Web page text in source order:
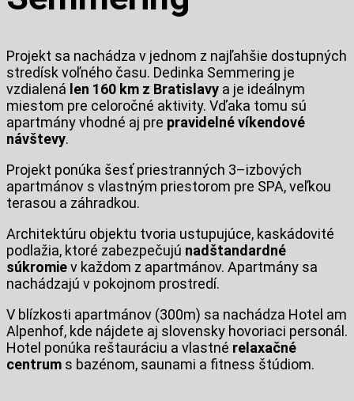
Projekt sa nachádza v jednom z najľahšie dostupných
stredísk voľného času. Dedinka Semmering je
vzdialená len 160 km z Bratislavy a je ideálnym
miestom pre celoročné aktivity. Vďaka tomu sú
apartmány vhodné aj pre pravidelné víkendové
návštevy.
Projekt ponúka šesť priestranných 3–izbových
apartmánov s vlastným priestorom pre SPA, veľkou
terasou a záhradkou.
Architektúru objektu tvoria ustupujúce, kaskádovité
podlažia, ktoré zabezpečujú nadštandardné
súkromiev každom z apartmánov. Apartmány sa
nachádzajú v pokojnom prostredí.
V blízkosti apartmánov (300m) sa nachádza Hotel am
Alpenhof, kde nájdete aj slovensky hovoriaci personál.
Hotel ponúka reštauráciu a vlastné relaxačné
centrum s bazénom, saunami a fitness štúdiom.